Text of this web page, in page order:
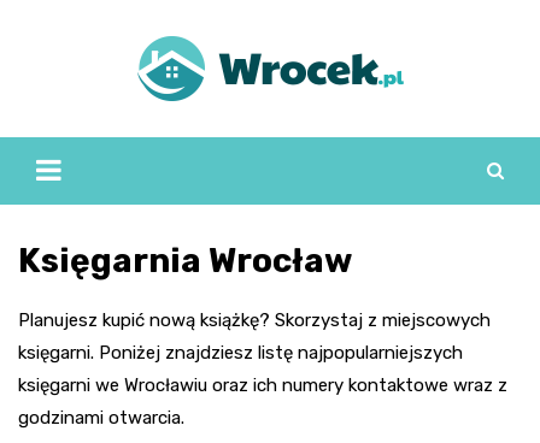
Księgarnia Wrocław
Planujesz kupić nową książkę? Skorzystaj z miejscowych
księgarni. Poniżej znajdziesz listę najpopularniejszych
księgarni we Wrocławiu oraz ich numery kontaktowe wraz z
godzinami otwarcia.